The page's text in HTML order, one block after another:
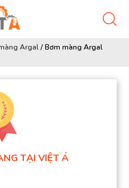
Argal/Bơm màng Argal
TẠI VIỆT Á